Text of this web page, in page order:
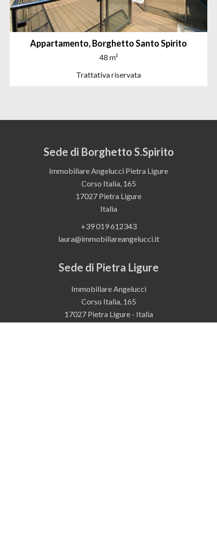
Appartamento, Borghetto Santo Spirito
48 m²
Trattativa riservata
Sede di Borghetto S.Spirito
Immobiliare Angelucci Pietra Ligure
Corso Italia, 165
17027 Pietra Ligure
Italia
+39 019 612343
laura@immobiliareangelucci.it
Sede di Pietra Ligure
Immobiliare Angelucci
Corso Italia, 165
17027 Pietra Ligure - Italia